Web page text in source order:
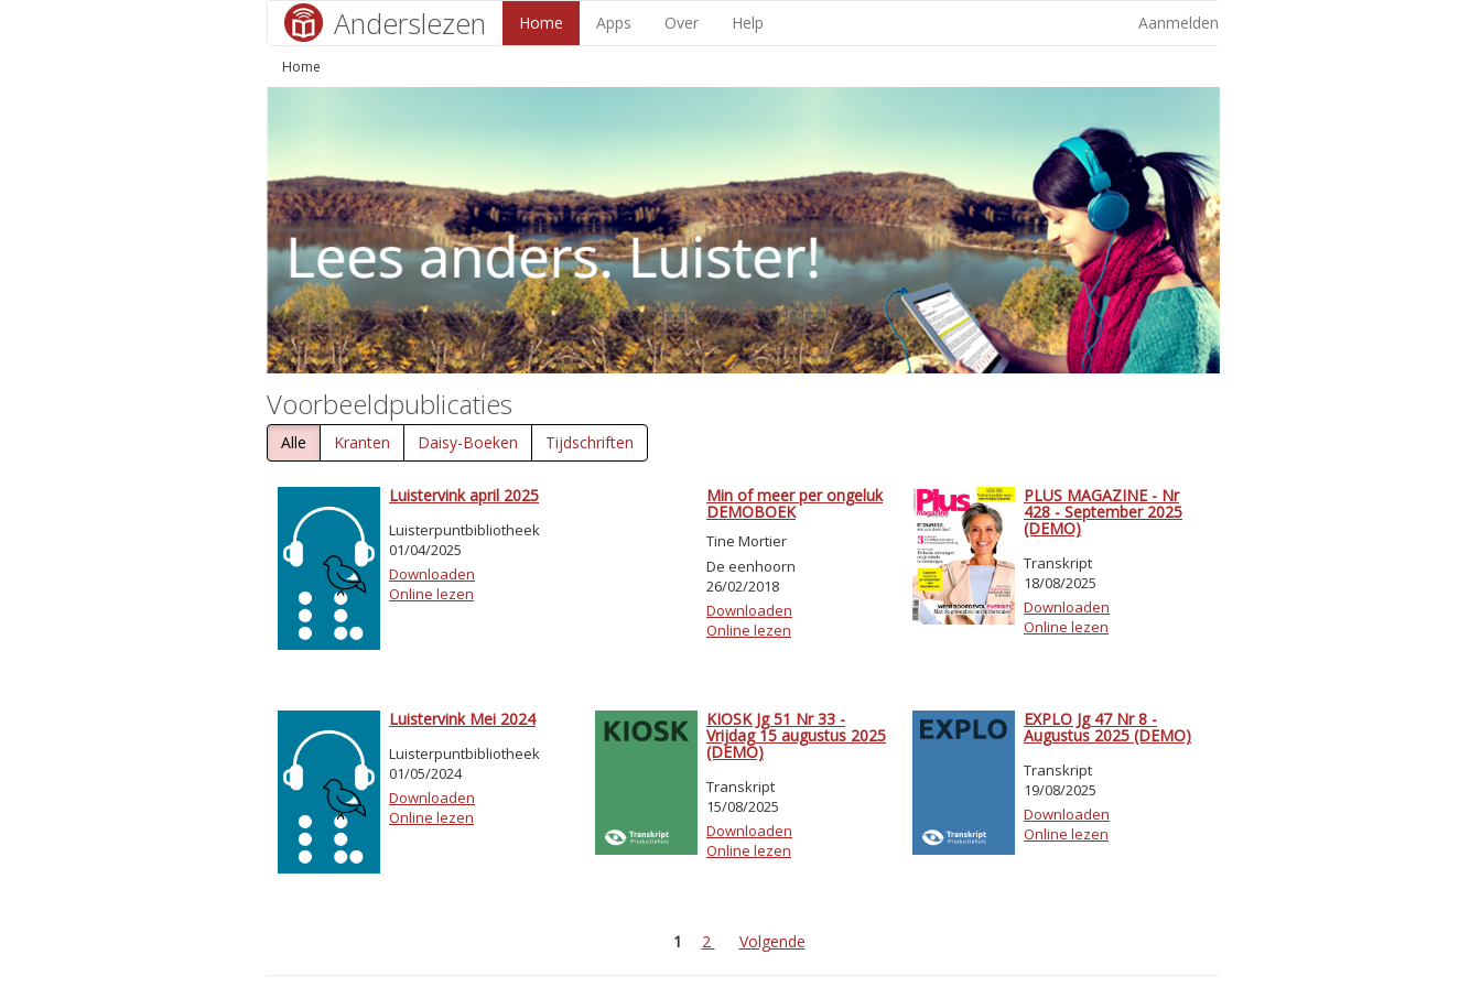
Anderslezen Home Apps Over Help Aanmelden
Home
Voorbeeldpublicaties
Alle Kranten Daisy-Boeken Tijdschriften
Luistervink april 2025
Luisterpuntbibliotheek
01/04/2025
Downloaden
Online lezen
Min of meer per ongeluk
DEMOBOEK
Tine Mortier
De eenhoorn
26/02/2018
Downloaden
Online lezen
PLUS MAGAZINE - Nr
428 - September 2025
(DEMO)
Transkript
18/08/2025
Downloaden
Online lezen
Luistervink Mei 2024
Luisterpuntbibliotheek
01/05/2024
Downloaden
Online lezen
KIOSK Jg 51 Nr 33 -
Vrijdag 15 augustus 2025
(DEMO)
Transkript
15/08/2025
Downloaden
Online lezen
EXPLO Jg 47 Nr 8 -
Augustus 2025 (DEMO)
Transkript
19/08/2025
Downloaden
Online lezen
1 2 Volgende